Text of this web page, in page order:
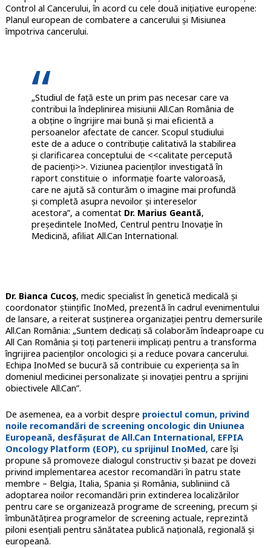
Control al Cancerului, în acord cu cele două inițiative europene:
Planul european de combatere a cancerului și Misiunea
împotriva cancerului.
„Studiul de față este un prim pas necesar care va
contribui la îndeplinirea misiunii All.Can România de
a obține o îngrijire mai bună și mai eficientă a
persoanelor afectate de cancer. Scopul studiului
este de a aduce o contribuție calitativă la stabilirea
și clarificarea conceptului de <<calitate percepută
de pacienți>>. Viziunea pacienților investigată în
raport constituie o informație foarte valoroasă,
care ne ajută să conturăm o imagine mai profundă
și completă asupra nevoilor și intereselor
acestora”, a comentat Dr. Marius Geantă,
președintele InoMed, Centrul pentru Inovație în
Medicină, afiliat All.Can International.
Dr. Bianca Cucoș, medic specialist în genetică medicală și
coordonator științific InoMed, prezentă în cadrul evenimentului
de lansare, a reiterat susținerea organizației pentru demersurile
All.Can România: „Suntem dedicați să colaborăm îndeaproape cu
All Can România și toți partenerii implicați pentru a transforma
îngrijirea pacienților oncologici și a reduce povara cancerului.
Echipa InoMed se bucură să contribuie cu experiența sa în
domeniul medicinei personalizate și inovației pentru a sprijini
obiectivele All.Can”.
De asemenea, ea a vorbit despre proiectul comun, privind
noile recomandări de screening oncologic din Uniunea
Europeană, desfășurat de All.Can International, EFPIA
Oncology Platform (EOP), cu sprijinul InoMed, care își
propune să promoveze dialogul constructiv și bazat pe dovezi
privind implementarea acestor recomandări în patru state
membre – Belgia, Italia, Spania și România, subliniind că
adoptarea noilor recomandări prin extinderea localizărilor
pentru care se organizează programe de screening, precum și
îmbunătățirea programelor de screening actuale, reprezintă
piloni esențiali pentru sănătatea publică națională, regională și
europeană.